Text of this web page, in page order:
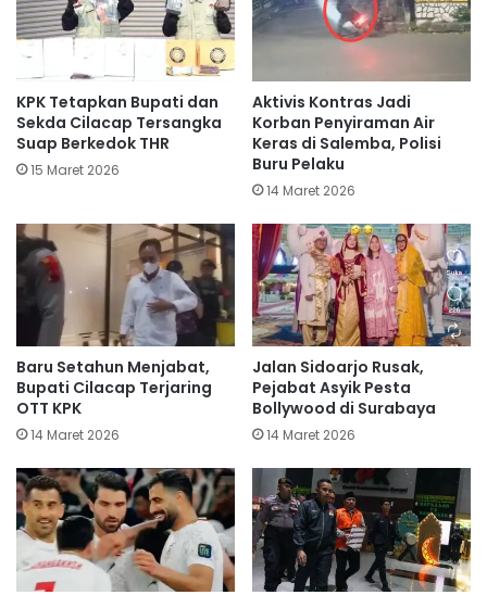
KPK Tetapkan Bupati dan
Sekda Cilacap Tersangka
Suap Berkedok THR
15 Maret 2026
Aktivis Kontras Jadi
Korban Penyiraman Air
Keras di Salemba, Polisi
Buru Pelaku
14 Maret 2026
Baru Setahun Menjabat,
Bupati Cilacap Terjaring
OTT KPK
14 Maret 2026
Jalan Sidoarjo Rusak,
Pejabat Asyik Pesta
Bollywood di Surabaya
14 Maret 2026